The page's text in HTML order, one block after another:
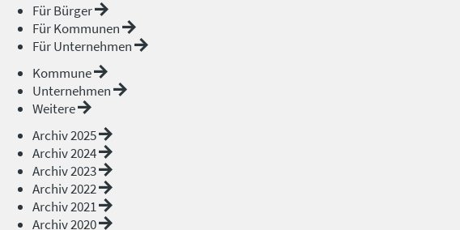
Für Bürger
Für Kommunen
Für Unternehmen
Kommune
Unternehmen
Weitere
Archiv 2025
Archiv 2024
Archiv 2023
Archiv 2022
Archiv 2021
Archiv 2020